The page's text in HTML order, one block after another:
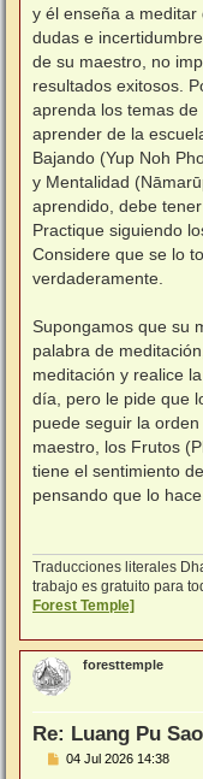
y él enseña a
dudas e
de su maestro, no
resultados exitosos.
aprenda los temas
aprender de la
Bajando (Yup Noh
y Mentalidad
aprendido, debe
Practique siguiendo
Considere que se lo
verdaderamente.
Supongamos que su
palabra de
meditación y realice
día, pero le pide que
puede seguir la
maestro, los Frutos
tiene el sentimiento
pensando que lo
Traducciones literales
trabajo es gratuito para
Forest Temple]
foresttemple
Re: Luang Pu
M
04 Jul 2026 14:38